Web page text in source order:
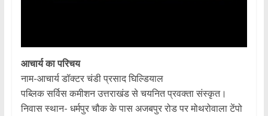
आचार्य का परिचय
नाम-आचार्य डॉक्टर चंडी प्रसाद घिल्डियाल
पब्लिक सर्विस कमीशन उत्तराखंड से चयनित प्रवक्ता संस्कृत।
निवास स्थान- धर्मपुर चौक के पास अजबपुर रोड पर मोथरोवाला टेंपो